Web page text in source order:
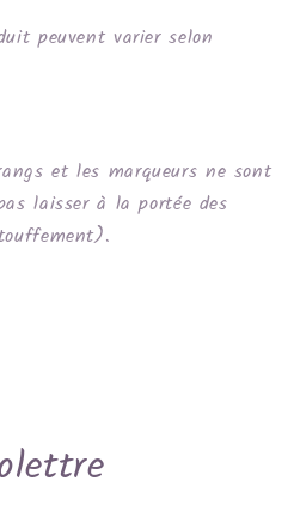
peuvent varier selon
et les marqueurs ne sont
laisser à la portée des